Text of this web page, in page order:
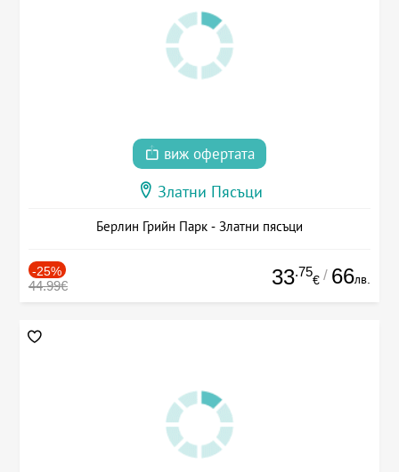
виж офертата
Златни Пясъци
Берлин Грийн Парк - Златни пясъци
-25%
44.99€ 33.75
€ / 66лв.